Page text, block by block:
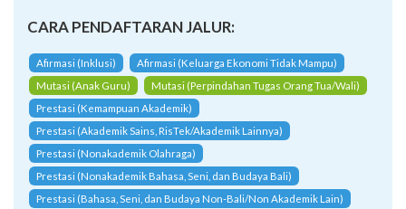
CARA PENDAFTARAN JALUR:
Afirmasi (Inklusi)
Afirmasi (Keluarga Ekonomi Tidak Mampu)
Mutasi (Anak Guru)
Mutasi (Perpindahan Tugas Orang Tua/Wali)
Prestasi (Kemampuan Akademik)
Prestasi (Akademik Sains, RisTek/Akademik Lainnya)
Prestasi (Nonakademik Olahraga)
Prestasi (Nonakademik Bahasa, Seni, dan Budaya Bali)
Prestasi (Bahasa, Seni, dan Budaya Non-Bali/Non Akademik Lain)